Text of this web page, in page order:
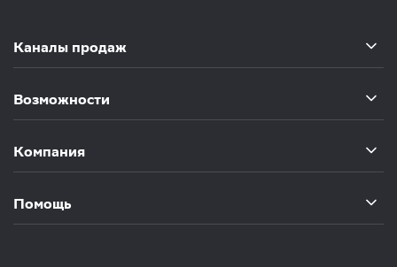
Каналы продаж
Возможности
Компания
Помощь